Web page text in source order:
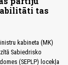
tas
kabineta (MK)
Sabiedrisko
(SEPLP) locekļa